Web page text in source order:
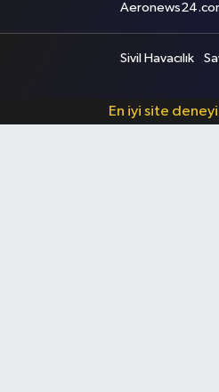
Sivil Havacılık
En iyi site